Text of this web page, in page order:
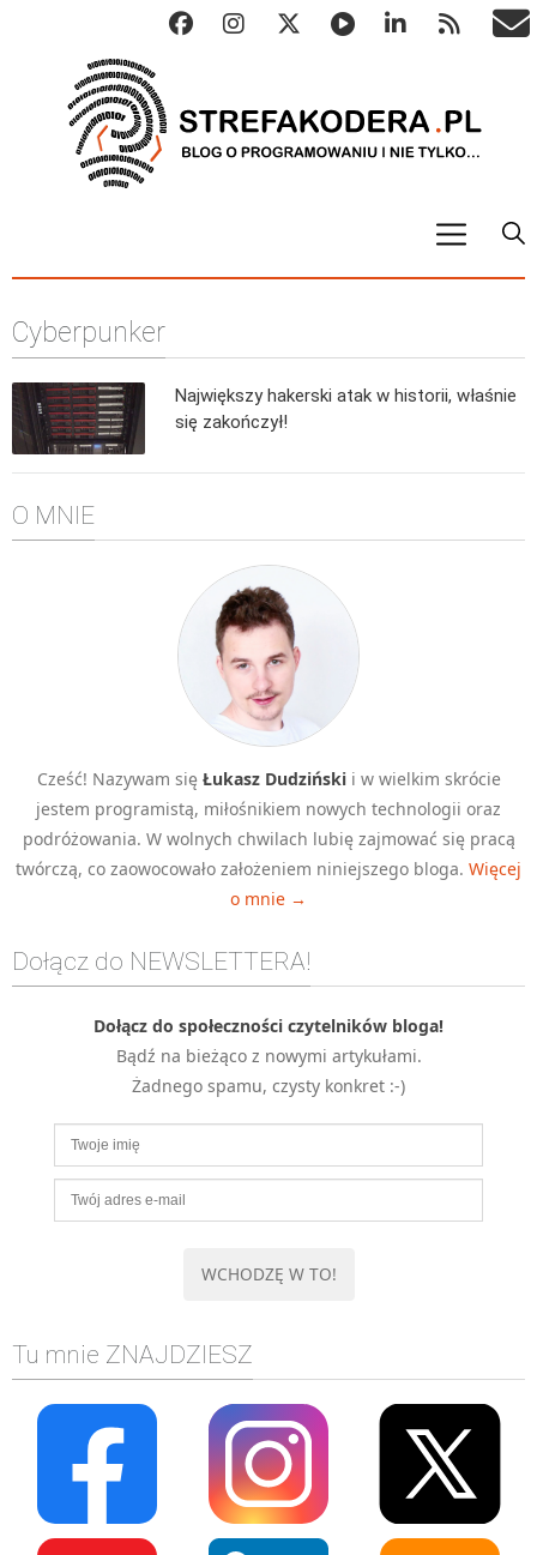
Metody numeryczne
Algorytmy wyszukiwania
Inne
C++
Elementarz Java
Pascal
HTML 5
CSS 3
Django
PHP
WordPress
MOBILE
Android
KONTROLA WERSJI
SQL
TESTOWANIE
SIECI
WYDARZENIA
BIZNES
PO GODZINACH
KONTAKT
Cyberpunker
Największy hakerski atak w historii, właśnie
się zakończył!
O MNIE
Cześć! Nazywam się Łukasz Dudzińskii w wielkim skrócie
jestem programistą, miłośnikiem nowych technologii oraz
podróżowania. W wolnych chwilach lubię zajmować się pracą
twórczą, co zaowocowało założeniem niniejszego bloga. Więcej
o mnie →
Dołącz do NEWSLETTERA!
Dołącz do społeczności czytelników bloga!
Bądź na bieżąco z nowymi artykułami.
Żadnego spamu, czysty konkret :-)
Tu mnie ZNAJDZIESZ